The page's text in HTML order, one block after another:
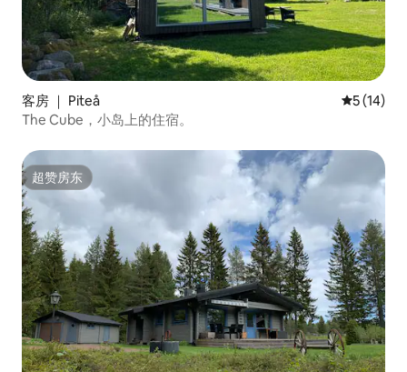
客房 ｜ Piteå 平均评分
5 (14)
The Cube，小岛上的住宿。
超赞房东
超赞房东